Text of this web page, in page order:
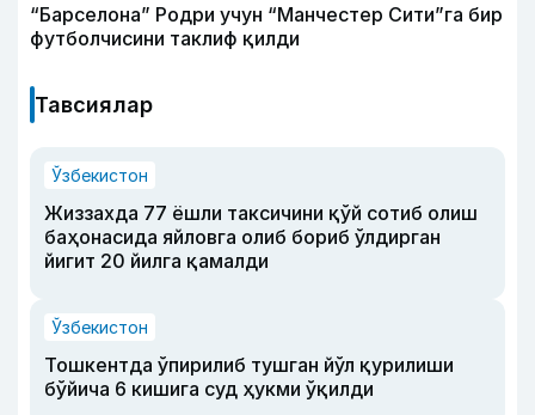
“Барселона” Родри учун “Манчестер Сити”га бир
футболчисини таклиф қилди
Тавсиялар
Ўзбекистон
Жиззахда 77 ёшли таксичини қўй сотиб олиш
баҳонасида яйловга олиб бориб ўлдирган
йигит 20 йилга қамалди
Ўзбекистон
Тошкентда ўпирилиб тушган йўл қурилиши
бўйича 6 кишига суд ҳукми ўқилди